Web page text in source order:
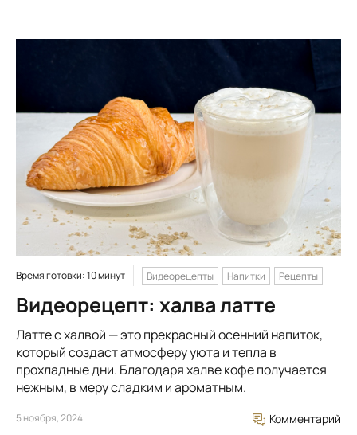
Время готовки: 10 минут Видеорецепты Напитки Рецепты
Видеорецепт: халва латте
Латте с халвой — это прекрасный осенний напиток,
который создаст атмосферу уюта и тепла в
прохладные дни. Благодаря халве кофе получается
нежным, в меру сладким и ароматным.
5 ноября, 2024 Комментарий